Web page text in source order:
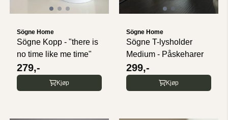
Sögne Home
Sögne Kopp - "there is
no time like me time"
279,-
Kjøp
Sögne Home
Sögne T-lysholder
Medium - Påskeharer
299,-
Kjøp